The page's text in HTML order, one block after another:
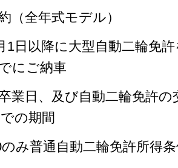
（全年式モデル）
1日以降に大型自動二輪免
にご納車
業日、及び自動二輪免許
の期間
のみ普通自動二輪免許所得